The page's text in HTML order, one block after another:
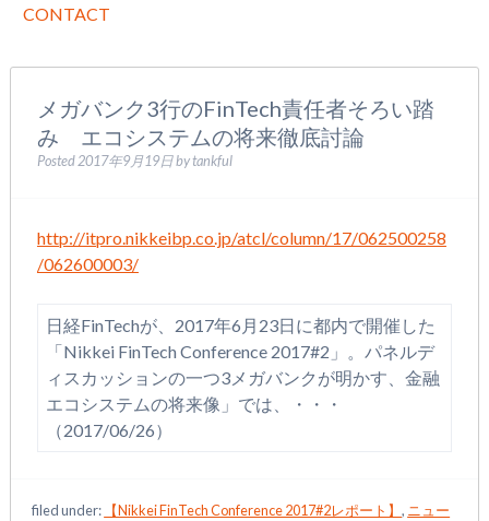
CONTACT
メガバンク3行のFinTech責任者そろい踏
み エコシステムの将来徹底討論
Posted2017年9月19日bytankful
http://itpro.nikkeibp.co.jp/atcl/column/17/062500258
/062600003/
日経FinTechが、2017年6月23日に都内で開催した
「Nikkei FinTech Conference 2017#2」。パネルデ
ィスカッションの一つ3メガバンクが明かす、金融
エコシステムの将来像」では、・・・
（2017/06/26）
filed under: 【Nikkei FinTech Conference 2017#2レポート】, ニュー